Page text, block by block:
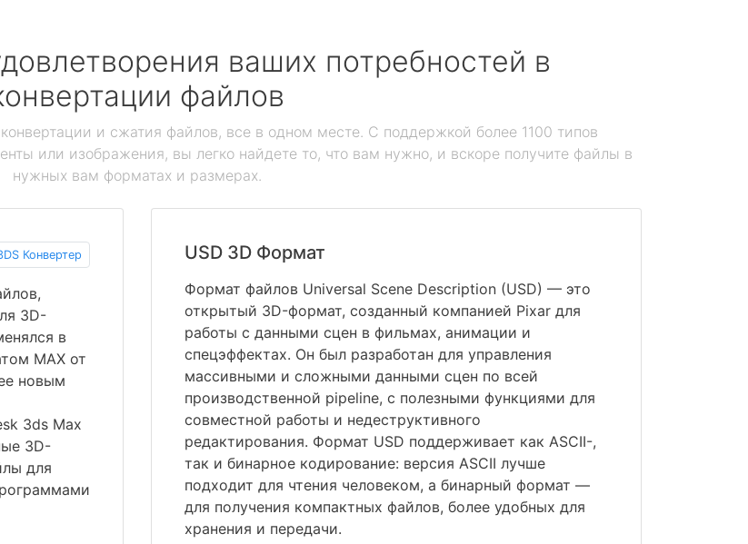
ваших потребностей в
файлов
и сжатия файлов, все в одном месте. С поддержкой более 1100 типов
или изображения, вы легко найдете то, что вам нужно, и вскоре получите файлы в
нужных вам форматах и размерах.
Конвертер
3D-
в
MAX от
новым
3ds Max
3D-
для
USD 3D Формат
Формат файлов Universal Scene Description (USD) — это
открытый 3D-формат, созданный компанией Pixar для
работы с данными сцен в фильмах, анимации и
спецэффектах. Он был разработан для управления
массивными и сложными данными сцен по всей
производственной pipeline, с полезными функциями для
совместной работы и недеструктивного
редактирования. Формат USD поддерживает как ASCII-,
так и бинарное кодирование: версия ASCII лучше
подходит для чтения человеком, а бинарный формат —
для получения компактных файлов, более удобных для
хранения и передачи.